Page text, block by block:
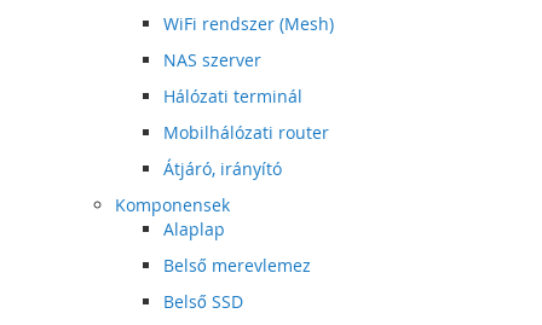
WiFi rendszer (Mesh)
NAS szerver
Hálózati terminál
Mobilhálózati router
Átjáró, irányító
Komponensek
Alaplap
Belső merevlemez
Belső SSD